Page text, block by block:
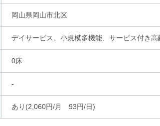
岡山県岡山市北区
デイサービス、小規模多機能、サービス付き
0床
-
あり(2,060円/月 93円/日)